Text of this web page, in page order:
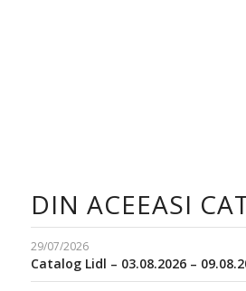
DIN ACEEASI
29/07/2026
Catalog Lidl – 03.08.2026 –